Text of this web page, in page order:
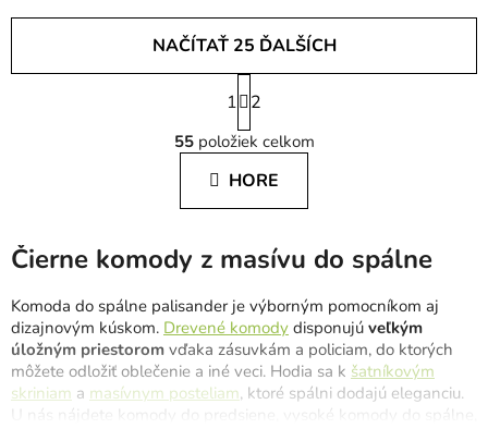
O
v
l
á
d
c
e
p
r
v
NAČÍTAŤ 25 ĎALŠÍCH
S
t
r
á
k
o
a
n
e
1 2
55položiek celkom
HORE
Čierne komody z masívu do spálne
Komoda do spálne palisander je výborným pomocníkom aj
dizajnovým kúskom. Drevené komody disponujú veľkým
úložným priestorom vďaka zásuvkám a policiam, do ktorých
môžete odložiť oblečenie a iné veci. Hodia sa k šatníkovým
skriniam a masívnym posteliam, ktoré spálni dodajú eleganciu.
U nás nájdete komody do predsiene, vysoké komody do spálne,